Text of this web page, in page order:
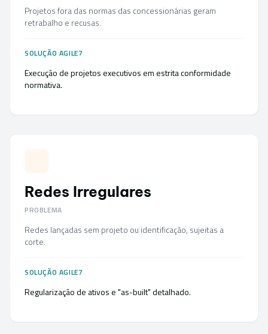
Projetos fora das normas das concessionárias geram
retrabalho e recusas.
SOLUÇÃO AGILE7
Execução de projetos executivos em estrita conformidade
normativa.
Redes Irregulares
PROBLEMA
Redes lançadas sem projeto ou identificação, sujeitas a
corte.
SOLUÇÃO AGILE7
Regularização de ativos e "as-built" detalhado.